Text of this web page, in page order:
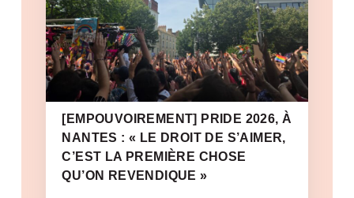
[EMPOUVOIREMENT] PRIDE 2026, À
NANTES : « LE DROIT DE S’AIMER,
C’EST LA PREMIÈRE CHOSE
QU’ON REVENDIQUE »